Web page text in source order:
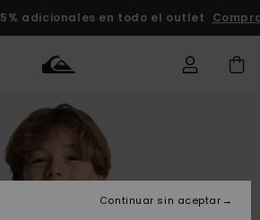
adicionales en todo el outlet
Ropa
Ropa
Shop
Surf Shop
Hombre
Tienda
Snow
Hombre
Outlet
Hombre
Accede a tu
pedido
Envio
Continuar sin aceptar